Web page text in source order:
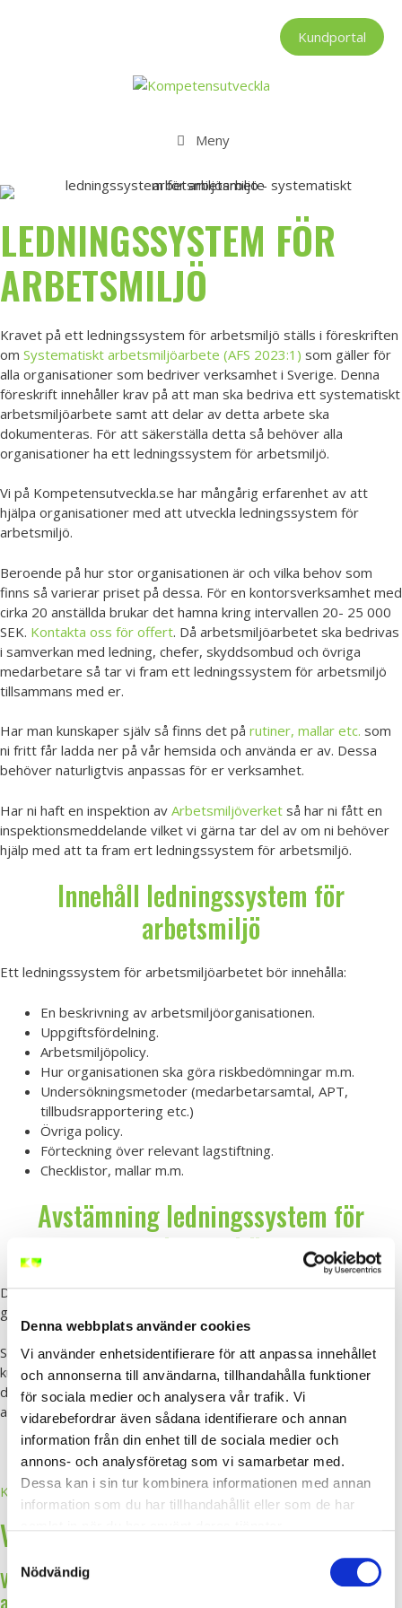
Denna webbplats använder cookies
Vi använder enhetsidentifierare för att anpassa innehållet
och annonserna till användarna, tillhandahålla funktioner
för sociala medier och analysera vår trafik. Vi
vidarebefordrar även sådana identifierare och annan
information från din enhet till de sociala medier och
annons- och analysföretag som vi samarbetar med.
Dessa kan i sin tur kombinera informationen med annan
information som du har tillhandahållit eller som de har
Nödvändig
Kundportal
Meny
LEDNINGSSYSTEM FÖR
ARBETSMILJÖ
Kravet på ett ledningssystem för arbetsmiljö ställs i föreskriften
om Systematiskt arbetsmiljöarbete (AFS 2023:1) som gäller för
alla organisationer som bedriver verksamhet i Sverige. Denna
föreskrift innehåller krav på att man ska bedriva ett systematiskt
arbetsmiljöarbete samt att delar av detta arbete ska
dokumenteras. För att säkerställa detta så behöver alla
organisationer ha ett ledningssystem för arbetsmiljö.
Vi på Kompetensutveckla.se har mångårig erfarenhet av att
hjälpa organisationer med att utveckla ledningssystem för
arbetsmiljö.
Beroende på hur stor organisationen är och vilka behov som
finns så varierar priset på dessa. För en kontorsverksamhet med
cirka 20 anställda brukar det hamna kring intervallen 20- 25 000
SEK. Kontakta oss för offert. Då arbetsmiljöarbetet ska bedrivas
i samverkan med ledning, chefer, skyddsombud och övriga
medarbetare så tar vi fram ett ledningssystem för arbetsmiljö
tillsammans med er.
Har man kunskaper själv så finns det på rutiner, mallar etc. som
ni fritt får ladda ner på vår hemsida och använda er av. Dessa
behöver naturligtvis anpassas för er verksamhet.
Har ni haft en inspektion av Arbetsmiljöverket så har ni fått en
inspektionsmeddelande vilket vi gärna tar del av om ni behöver
hjälp med att ta fram ert ledningssystem för arbetsmiljö.
Innehåll ledningssystem för
arbetsmiljö
Ett ledningssystem för arbetsmiljöarbetet bör innehålla:
En beskrivning av arbetsmiljöorganisationen.
Uppgiftsfördelning.
Arbetsmiljöpolicy.
Hur organisationen ska göra riskbedömningar m.m.
Undersökningsmetoder (medarbetarsamtal, APT,
tillbudsrapportering etc.)
Övriga policy.
Förteckning över relevant lagstiftning.
Checklistor, mallar m.m.
Avstämning ledningssystem för
arbetsmiljö
Det systematiska arbetsmiljöarbete ska gås igenom minst en
gång om året för att säkerställa att alla delarna fungerar.
Som arbetsgivare så ska man också säkerställa att alla har
kunskaper om arbetsmiljö och för chefer och arbetsledare ställs
det högre krav på utbildning. Något som vi gärna hjälper till med
att säkerställa.
Kontakta oss för offert
Vanliga frågor
Vad är egentligen ett ledningssystem för
arbetsmiljö?